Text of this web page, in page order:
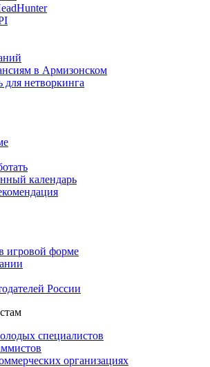
в Армизонском
для нетворкинга
календарь
игровой форме
России
специалистов
организациях